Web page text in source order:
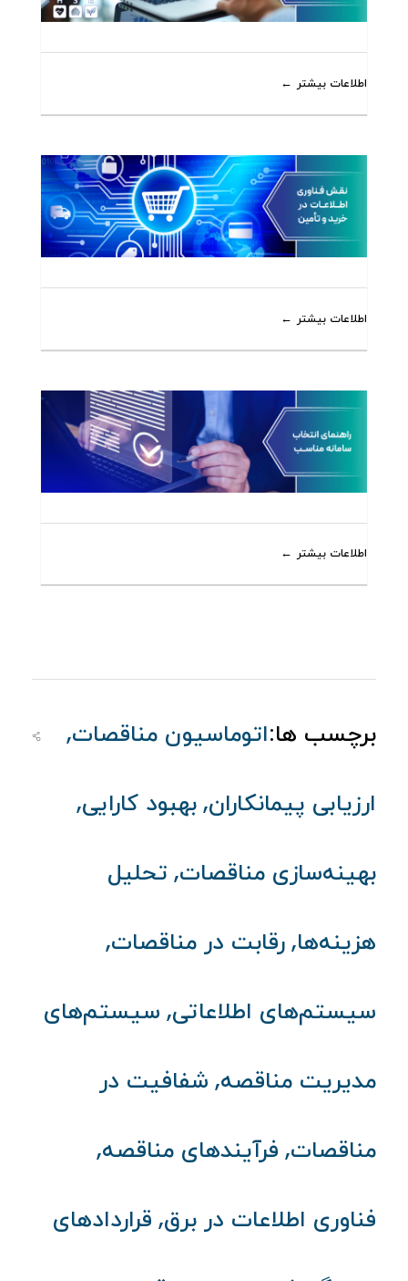
اطلاعات بیشتر
اطلاعات بیشتر
اطلاعات بیشتر
برچسب ها:اتوماسیون مناقصات,
ارزیابی پیمانکاران, بهبود کارایی,
بهینه‌سازی مناقصات, تحلیل
هزینه‌ها, رقابت در مناقصات,
سیستم‌های اطلاعاتی, سیستم‌های
مدیریت مناقصه, شفافیت در
مناقصات, فرآیندهای مناقصه,
فناوری اطلاعات در برق, قراردادهای